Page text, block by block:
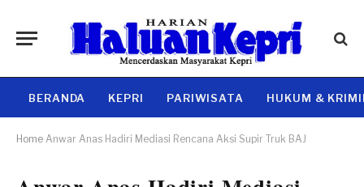
BERANDA KEPRI PARIWISATA HUKUM &
Home Anwar Anas Hadiri Mediasi Rencana Aksi Supir Truk BAJ